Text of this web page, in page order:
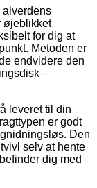
alverdens
øjeblikket
for dig at
Metoden er
endvidere den
–
leveret til din
er godt
Den
selv at hente
dig med